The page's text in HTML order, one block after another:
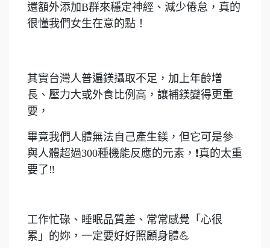
還額外添加B群來穩定神經、減少倦怠，真的
很懂我們女生在意的點！
其實台灣人普遍鎂攝取不足，加上年齡增
長、壓力大或外食比例高，讓補鎂變得更重
要，
畢竟我們人體無法自己產生鎂，但它可是參
與人體超過300種機能反應的元素，❗️真的太重
要了‼️
工作忙碌、睡眠品質差、常常感覺「心很
累」的妳，一定要好好照顧身體💪